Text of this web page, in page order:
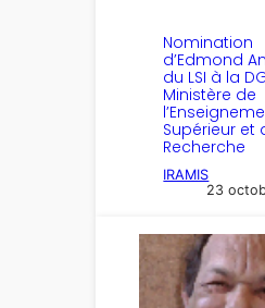
Nomination
d’Edmond
du LSI à la
Ministère de
Supérieur et
Recherche
IRAMIS
23